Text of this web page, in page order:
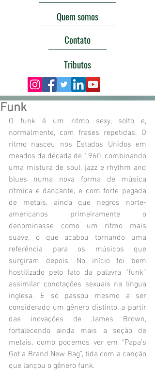
Quem somos
Contato
Tributos
Funk
O funk é um ritmo sexy, solto e,
normalmente, com frases repetidas. O
ritmo nasceu nos Estados Unidos em
meados da década de 1960, combinando
uma mistura de soul, jazz e rhythm and
blues numa nova forma de música
rítmica e dançante, e com forte pegada
de metais, ainda que negros norte-
americanos primeiramente o
denominasse como um ritmo mais
suave, o que acabou tornando uma
referência para os músicos que
surgiram depois. No início foi bem
hostilizado pelo fato da palavra “funk”
assimilar conotações sexuais na língua
inglesa. E só passou mesmo a ser
considerado um gênero distinto, a partir
das inovações de James Brown,
fortalecendo ainda mais a seção de
metais, como podemos ver em “Papa's
Got a Brand New Bag”, tida com a canção
que lançou o gênero funk.